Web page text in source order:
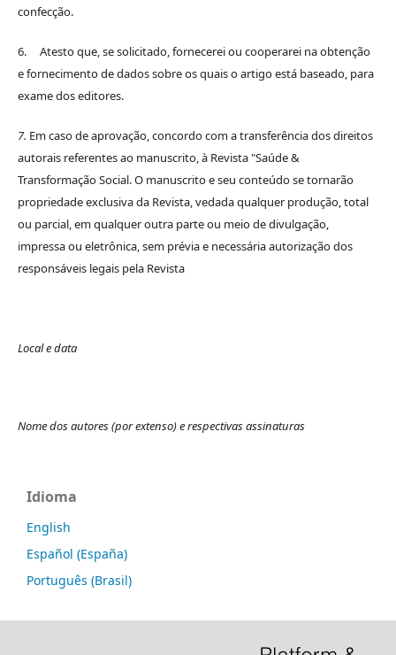
confecção.
6. Atesto que, se solicitado, fornecerei ou cooperarei na obtenção
e fornecimento de dados sobre os quais o artigo está baseado, para
exame dos editores.
7. Em caso de aprovação, concordo com a transferência dos direitos
autorais referentes ao manuscrito, à Revista "Saúde &
Transformação Social. O manuscrito e seu conteúdo se tornarão
propriedade exclusiva da Revista, vedada qualquer produção, total
ou parcial, em qualquer outra parte ou meio de divulgação,
impressa ou eletrônica, sem prévia e necessária autorização dos
responsáveis legais pela Revista
Local e data
Nome dos autores (por extenso) e respectivas assinaturas
Idioma
English
Español (España)
Português (Brasil)